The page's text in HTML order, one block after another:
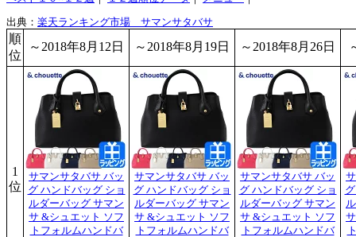
出典： 楽天ランキング市場 サマンサタバサ
順
位
～2018年8月12日 ～2018年8月19日 ～2018年8月26日
1
位
サマンサタバサ バッ
グ ハンドバッグ ショ
ルダーバッグ サマン
サ &シュエット ソフ
トフォルムハンドバ
サマンサタバサ バッ
グ ハンドバッグ ショ
ルダーバッグ サマン
サ &シュエット ソフ
トフォルムハンドバ
サマンサタバサ バッ
グ ハンドバッグ ショ
ルダーバッグ サマン
サ &シュエット ソフ
トフォルムハンドバ